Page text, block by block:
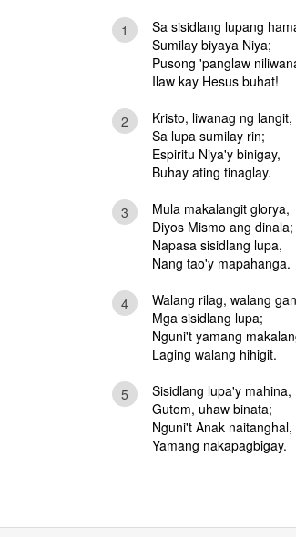
1
Sa sisidlang lupang
Sumilay biyaya Niya;
Pusong 'panglaw
Ilaw kay Hesus buhat!
2
Kristo, liwanag ng langit,
Sa lupa sumilay rin;
Espiritu Niya'y binigay,
Buhay ating tinaglay.
3
Mula makalangit glorya,
Diyos Mismo ang dinala;
Napasa sisidlang lupa,
Nang tao'y mapahanga.
4
Walang rilag, walang
Mga sisidlang lupa;
Nguni't yamang
Laging walang hihigit.
5
Sisidlang lupa'y mahina,
Gutom, uhaw binata;
Nguni't Anak naitanghal,
Yamang nakapagbigay.